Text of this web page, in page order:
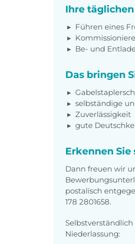
Ihre
Führen eines
Be- und
Das bringen
selbständige
Zuverlässigkeit
gute
Erkennen
Dann freuen wir
postalisch
178 2801658.
Niederlassung: